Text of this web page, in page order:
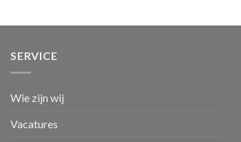
SERVICE
Wie zijn wij
Vacatures